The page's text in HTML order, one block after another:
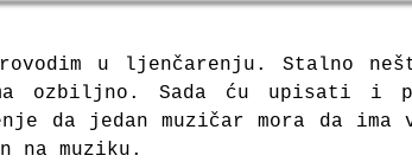
u ljenčarenju. Stalno
ozbiljno. Sada ću upisati i
da jedan muzičar mora da ima
na muziku.